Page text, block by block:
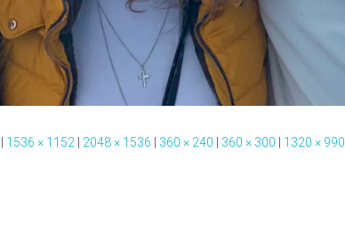
1536 × 1152 2048 × 1536 360 × 240 360 × 300 1320 × 990